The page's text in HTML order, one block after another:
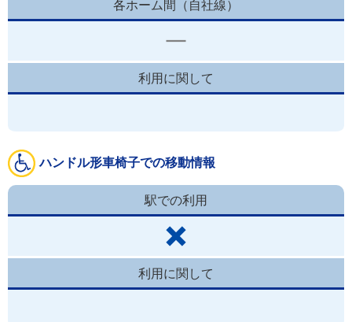
各ホーム間（自社線）
利用に関して
ハンドル形車椅子での移動情報
駅での利用
利用に関して